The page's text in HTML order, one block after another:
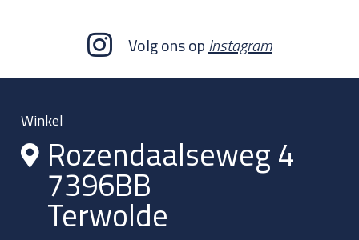
Volg ons opInstagram
Winkel
Rozendaalseweg 4
7396BB
Terwolde